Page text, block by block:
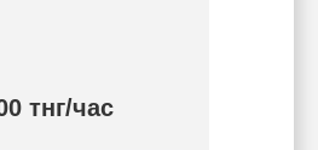
тнг/час